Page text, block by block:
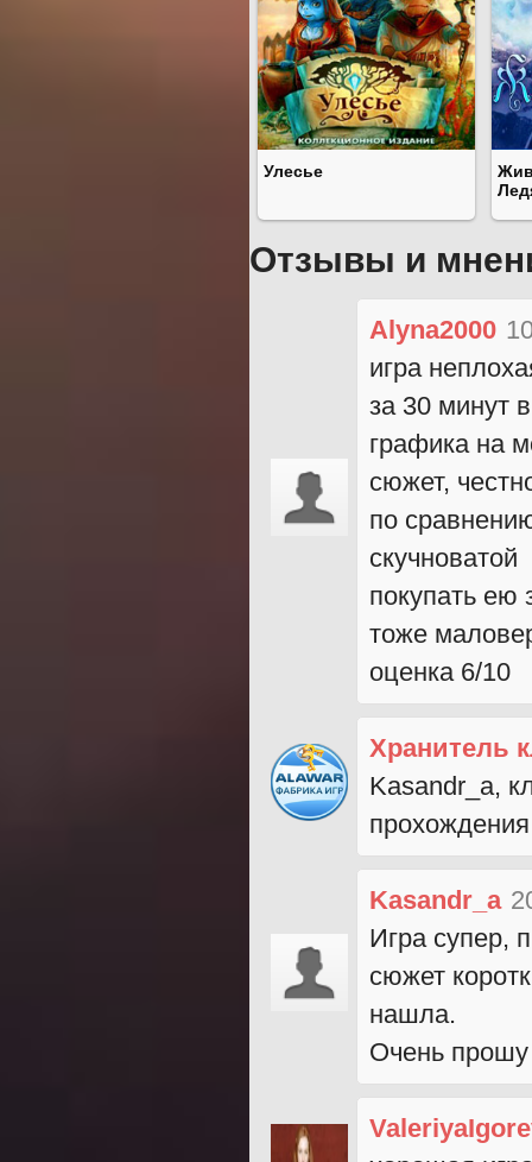
Улесье
Отзывы и
Alyna2000
игра
за 30 минут
графика на
сюжет,
по
скучноватой
покупать ею
тоже
оценка 6/10
Хранитель
Kasandr_a,
Kasandr_a
Игра супер,
сюжет
нашла.
Очень прошу